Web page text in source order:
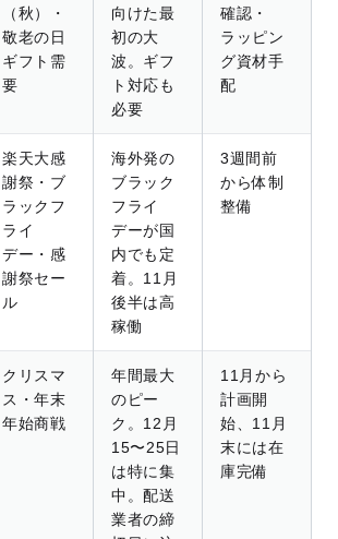
（秋）・
敬老の日
ギフト需
要
向けた最
初の大
波。ギフ
ト対応も
必要
確認・
ラッピン
グ資材手
配
楽天大感
謝祭・ブ
ラックフ
ライ
デー・感
謝祭セー
ル
海外発の
ブラック
フライ
デーが国
内でも定
着。11月
後半は高
稼働
3週間前
から体制
整備
クリスマ
ス・年末
年始商戦
年間最大
のピー
ク。12月
15〜25日
は特に集
中。配送
業者の締
11月から
計画開
始、11月
末には在
庫完備